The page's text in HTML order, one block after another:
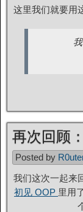
这里我们就要用
再次回顾
Posted by
我们这次一起来
初见 OOP 里用